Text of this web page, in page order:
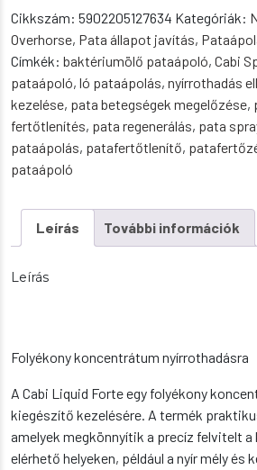
4x4ml
nyír
ápoló
ampulla
mennyiség
Cikkszám: 5902205127634 Kategóriák:
Overhorse, Pata állapot javítás,
Címkék: baktériumölő pataápoló, Cabi
pataápoló, ló pataápolás, nyírrothadás
kezelése, pata betegségek megelőzése,
fertőtlenítés, pata regenerálás, pata
pataápolás, patafertőtlenítő,
pataápoló
Leírás További információk
Leírás
Folyékony koncentrátum nyírrothadásra
A Cabi Liquid Forte egy folyékony
kiegészítő kezelésére. A termék
amelyek megkönnyítik a precíz felvitelt a
elérhető helyeken, például a nyír mély és